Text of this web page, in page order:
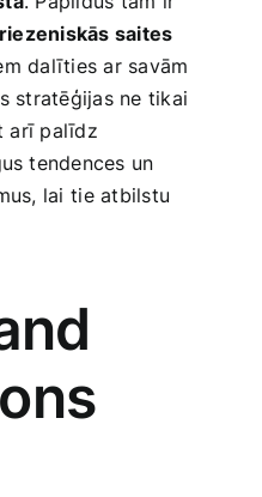
saites
dalīties ar savām
⁣stratēģijas ne tikai
arī ‍palīdz
tendences un
lai⁣ tie atbilstu